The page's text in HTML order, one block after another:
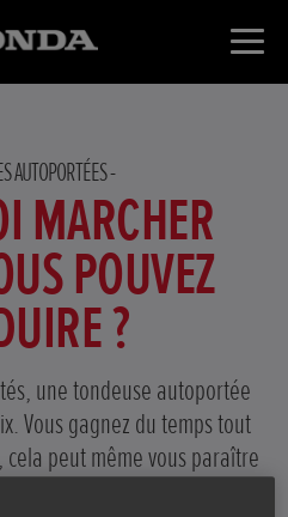
AUTOPORTÉES
MARCHER
POUVEZ
?
une tondeuse autoportée
Vous gagnez du temps tout
peut même vous paraître